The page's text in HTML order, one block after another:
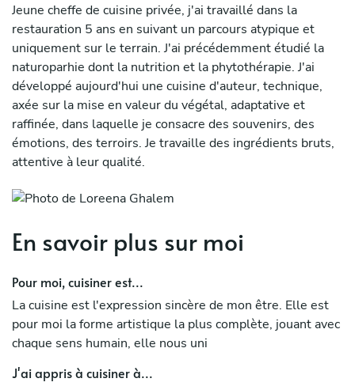
Jeune cheffe de cuisine privée, j'ai travaillé dans la
restauration 5 ans en suivant un parcours atypique et
uniquement sur le terrain. J'ai précédemment étudié la
naturoparhie dont la nutrition et la phytothérapie. J'ai
développé aujourd'hui une cuisine d'auteur, technique,
axée sur la mise en valeur du végétal, adaptative et
raffinée, dans laquelle je consacre des souvenirs, des
émotions, des terroirs. Je travaille des ingrédients bruts,
attentive à leur qualité.
En savoir plus sur moi
Pour moi, cuisiner est...
La cuisine est l'expression sincère de mon être. Elle est
pour moi la forme artistique la plus complète, jouant avec
chaque sens humain, elle nous uni
J'ai appris à cuisiner à...